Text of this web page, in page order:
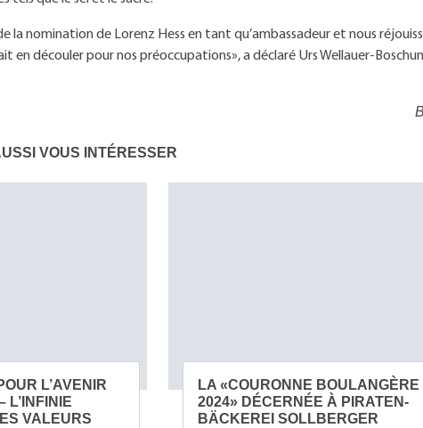
la nomination de Lorenz Hess en tant qu’ambassadeur et nous
en découler pour nos préoccupations», a déclaré Urs Wellauer-
VOUS INTÉRESSER
L’AVENIR
L’INFINIE
VALEURS
LA «COURONNE BOULANGÈRE
2024» DÉCERNÉE À PIRATEN-
BÄCKEREI SOLLBERGER